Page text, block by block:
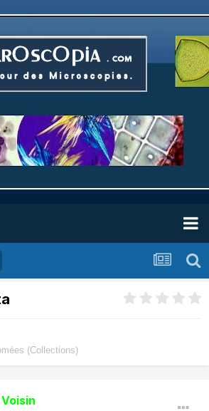
(Collections)